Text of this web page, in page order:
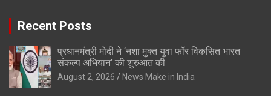
Recent Posts
प्रधानमंत्री मोदी ने ‘नशा मुक्त युवा फॉर विकसित भारत
संकल्प अभियान’ की शुरुआत की
August 2, 2026 News Make in India